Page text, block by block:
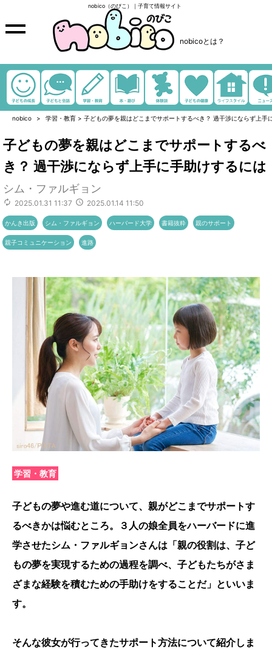
nobico（のびこ）｜子育て情報サイト
nobicoとは？
nobico 学習・教育 > 子どもの夢を親はどこまでサポートするべき？ 過干渉にならず上手
子どもの夢を親はどこまでサポートするべ
き？ 過干渉にならず上手に手助けするには
シム・ファルギョン
2025.01.31 11:37 2025.01.14 11:50
かんき出版 シム・ファルギョン ハーバード大学 書籍抜粋 親のサポート
親子コミュニケーション 進路
学習・教育
子どもの夢や進む道について、親がどこまでサポートす
るべきかは悩むところ。３人の娘全員をハーバードに進
学させたシム・ファルギョンさんは「親の役割は、子ど
もの夢を実現するための過程を調べ、子どもたちがさま
ざまな経験を積むための手助けをすることだ」といいま
す。
そんな彼女が行ってきたサポート方法について紹介しま